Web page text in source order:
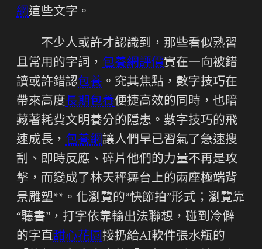
網這些文字。
不少人或許才認識到，那些看似熟習
且常用的字詞， 包養網評價實在一向被錯
讀或許錯認包養 。究其焦點，數字技巧在
帶來高度長期包養便捷高效的同時，也暗
藏著耗費文明養分的隱患。數字技巧的飛
速成長， 包養網讓人們早已習氣了急速搜
刮、即時反應、碎片他們的力量不再是攻
擊，而變成了林天秤舞台上的兩座極端背
景雕塑**。化瀏覽的“快節拍”形式；瀏覽靠
“聽書”，打字依靠輸出法聯想，碰到冷僻
的字直甜心花園接扔給AI軟件張水瓶的